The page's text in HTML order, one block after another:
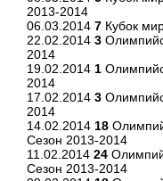
2013-2014
06.03.2014 7 Кубок
22.02.2014 3
2014
19.02.2014 1
2014
17.02.2014 3
2014
14.02.2014 18
Сезон 2013-2014
11.02.2014 24
Сезон 2013-2014